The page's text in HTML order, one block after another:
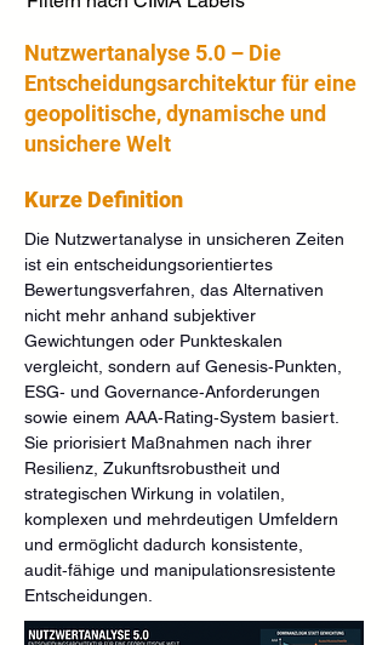
Nutzwertanalyse 5.0 – Die
Entscheidungsarchitektur für eine
geopolitische, dynamische und
unsichere Welt
Kurze Definition
Die Nutzwertanalyse in unsicheren Zeiten
ist ein entscheidungsorientiertes
Bewertungsverfahren, das Alternativen
nicht mehr anhand subjektiver
Gewichtungen oder Punkteskalen
vergleicht, sondern auf Genesis‑Punkten,
ESG‑ und Governance‑Anforderungen
sowie einem AAA‑Rating‑System basiert.
Sie priorisiert Maßnahmen nach ihrer
Resilienz, Zukunftsrobustheit und
strategischen Wirkung in volatilen,
komplexen und mehrdeutigen Umfeldern
und ermöglicht dadurch konsistente,
audit‑fähige und manipulationsresistente
Entscheidungen.